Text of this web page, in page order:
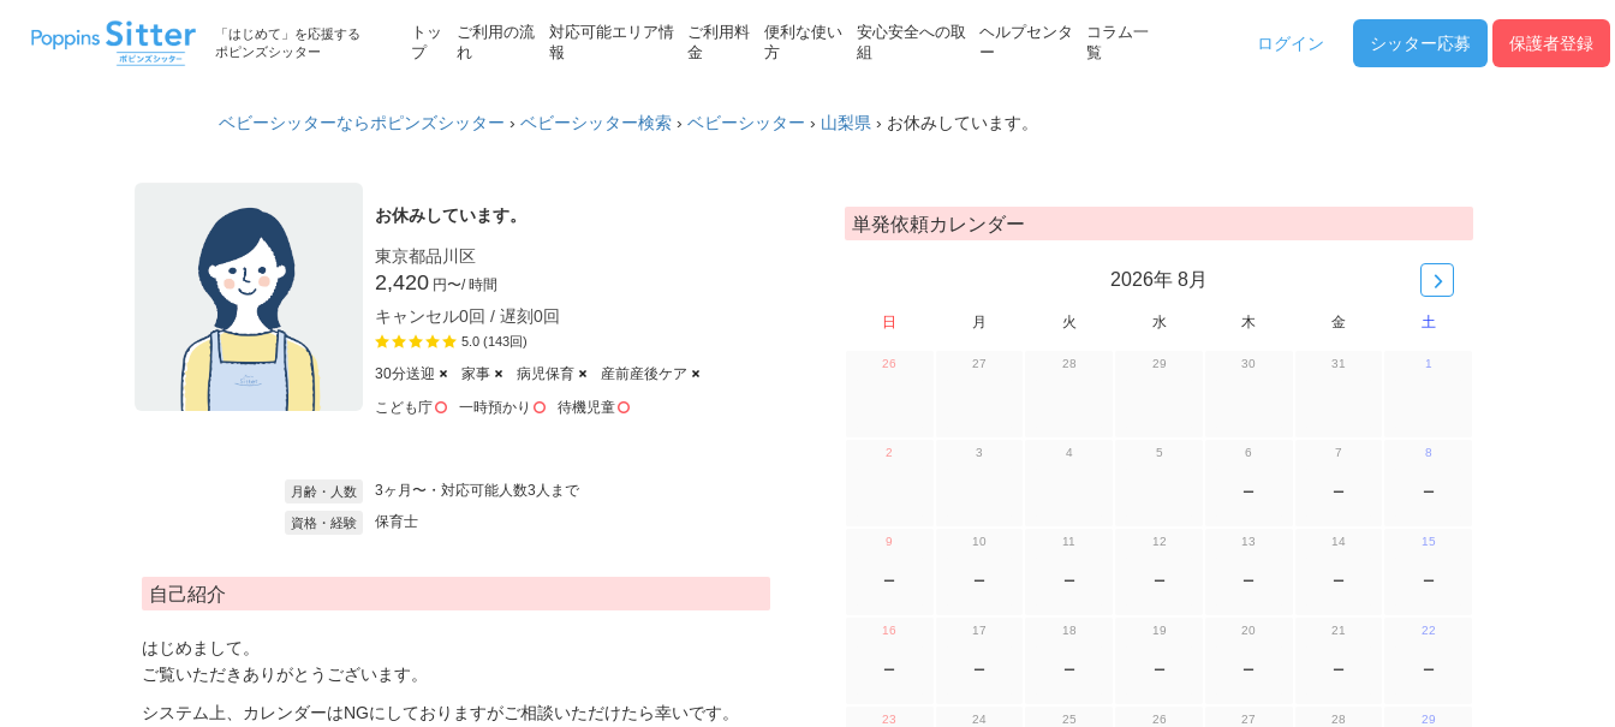
「はじめて」を応援する
ポピンズシッター
トッ
プ
ご利用の流
れ
対応可能エリア情
報
ご利用料
金
便利な使い
方
安心安全への取
組
ヘルプセンタ
ー
コラム一
覧
ログイン シッター応募 保護者登録
ベビーシッターならポピンズシッター › ベビーシッター検索 › ベビーシッター › 山梨県 › お休みしています。
お休みしています。
東京都品川区
2,420 円〜/ 時間
キャンセル0回 / 遅刻0回
5.0 (143回)
30分送迎 家事 病児保育
産前産後ケア
こども庁
一時預かり 待機児童
月齢・人数 3ヶ月〜・対応可能人数3人まで
資格・経験 保育士
自己紹介
はじめまして。
ご覧いただきありがとうございます。
システム上、カレンダーはNGにしておりますがご相談いただけたら幸いです。
単発依頼カレンダー
2026年 8月
日 月 火 水 木 金 土
26 27 28 29 30 31 1
2 3 4 5 6
ー
7
ー
8
ー
9
ー
10
ー
11
ー
12
ー
13
ー
14
ー
15
ー
16
ー
17
ー
18
ー
19
ー
20
ー
21
ー
22
ー
23 24 25 26 27 28 29